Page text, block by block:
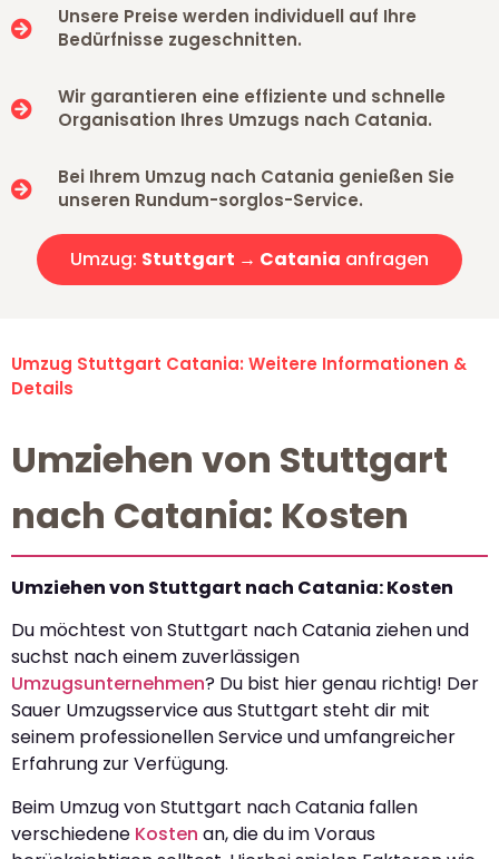
Unsere Preise werden individuell auf Ihre
Bedürfnisse zugeschnitten.
Wir garantieren eine effiziente und schnelle
Organisation Ihres Umzugs nach Catania.
Bei Ihrem Umzug nach Catania genießen Sie
unseren Rundum-sorglos-Service.
Umzug: Stuttgart → Catania anfragen
Umzug Stuttgart Catania: Weitere Informationen &
Details
Umziehen von Stuttgart
nach Catania: Kosten
Umziehen von Stuttgart nach Catania: Kosten
Du möchtest von Stuttgart nach Catania ziehen und
suchst nach einem zuverlässigen
Umzugsunternehmen? Du bist hier genau richtig! Der
Sauer Umzugsservice aus Stuttgart steht dir mit
seinem professionellen Service und umfangreicher
Erfahrung zur Verfügung.
Beim Umzug von Stuttgart nach Catania fallen
verschiedene Kosten an, die du im Voraus